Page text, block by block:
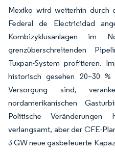
Mexiko wird weiterhin durch
Federal de Electricidad
Kombizyklusanlagen im
grenzüberschreitenden
Tuxpan-System profitieren.
historisch gesehen 20–30
Versorgung sind,
nordamerikanischen
Politische Veränderungen
verlangsamt, aber der CFE-
3 GW neue gasbefeuerte